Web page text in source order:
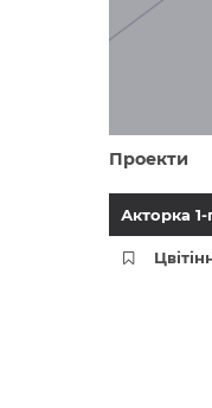
Проекти
Акторка